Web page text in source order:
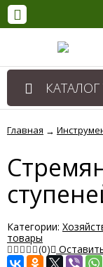
Главная →
Категории:
товары
(0)